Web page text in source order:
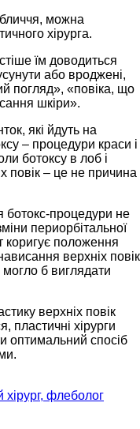
можна
хірурга.
їм доводиться
або вроджені,
погляд», «повіка, що
шкіри».
які йдуть на
– процедури краси і
ботоксу в лоб і
повік – це не причина
ботокс-процедури не
периорбітальної
коригує положення
верхніх повік
б виглядати
верхніх повік
пластичні хірурги
оптимальний спосіб
хірург, флеболог